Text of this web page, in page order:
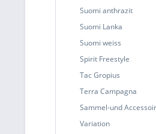
Suomi anthrazit
Suomi Lanka
Suomi weiss
Spirit Freestyle
Tac Gropius
Terra Campagna
Sammel-und
Variation